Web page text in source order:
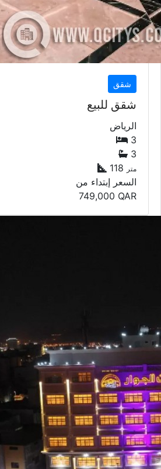
شقق
شقق للبيع
الرياض
3
3
118
متر
السعر إبتداء من
749,000 QAR